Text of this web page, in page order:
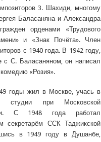
3. Шахиди, многому
Баласаняна и Александра
орденами «Трудового
и «Знак Почёта». Член
с 1940 года. В 1942 году,
с С. Баласаняном, он написал
«Розия».
годы жил в Москве, учась в
студии при Московской
С 1948 года работал
секретарём ССК Таджикской
в 1949 году в Душанбе,